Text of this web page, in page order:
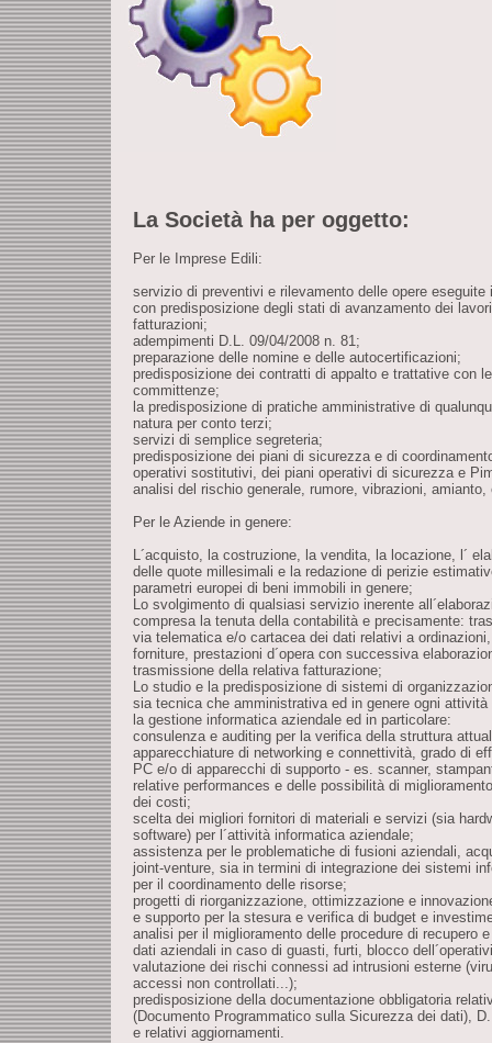
La Società ha per oggetto:
Per le Imprese Edili:
servizio di preventivi e rilevamento delle opere eseguite
con predisposizione degli stati di avanzamento dei
fatturazioni;
adempimenti D.L. 09/04/2008 n. 81;
preparazione delle nomine e delle autocertificazioni;
predisposizione dei contratti di appalto e trattative con le
committenze;
la predisposizione di pratiche amministrative di
natura per conto terzi;
servizi di semplice segreteria;
predisposizione dei piani di sicurezza e di
operativi sostitutivi, dei piani operativi di sicurezza e
analisi del rischio generale, rumore, vibrazioni, amianto,
Per le Aziende in genere:
L´acquisto, la costruzione, la vendita, la locazione, l´
delle quote millesimali e la redazione di perizie
parametri europei di beni immobili in genere;
Lo svolgimento di qualsiasi servizio inerente
compresa la tenuta della contabilità e precisamente:
via telematica e/o cartacea dei dati relativi a
forniture, prestazioni d´opera con successiva
trasmissione della relativa fatturazione;
Lo studio e la predisposizione di sistemi di
sia tecnica che amministrativa ed in genere ogni
la gestione informatica aziendale ed in particolare:
consulenza e auditing per la verifica della struttura
apparecchiature di networking e connettività, grado di
PC e/o di apparecchi di supporto - es. scanner,
relative performances e delle possibilità di
dei costi;
scelta dei migliori fornitori di materiali e servizi (sia
software) per l´attività informatica aziendale;
assistenza per le problematiche di fusioni aziendali,
joint-venture, sia in termini di integrazione dei sistemi
per il coordinamento delle risorse;
progetti di riorganizzazione, ottimizzazione e
e supporto per la stesura e verifica di budget e
analisi per il miglioramento delle procedure di recupero
dati aziendali in caso di guasti, furti, blocco
valutazione dei rischi connessi ad intrusioni esterne
accessi non controllati...);
predisposizione della documentazione obbligatoria
(Documento Programmatico sulla Sicurezza dei dati),
e relativi aggiornamenti.